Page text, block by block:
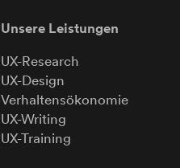
Unsere Leistungen
UX-Research
UX-Design
Verhaltensökonomie
UX-Writing
UX-Training